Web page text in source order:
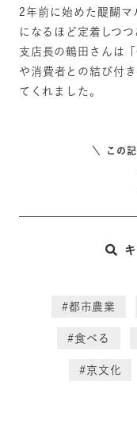
2年前に始めた醍醐マ
になるほど定着しつつ
支店長の鶴田さんは
や消費者との結び付
てくれました。
この
#都市農業
#食べる
#京文化